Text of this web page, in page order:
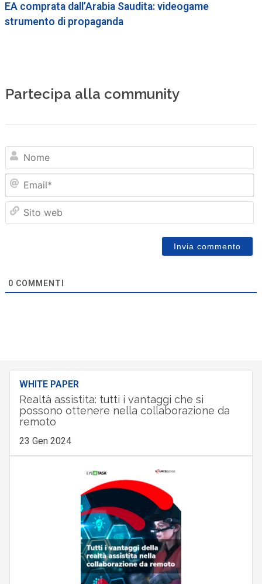
EA comprata dall’Arabia Saudita: videogame
strumento di propaganda
Partecipa alla community
0 COMMENTI
WHITE PAPER
Realtà assistita: tutti i vantaggi che si
possono ottenere nella collaborazione da
remoto
23 Gen 2024